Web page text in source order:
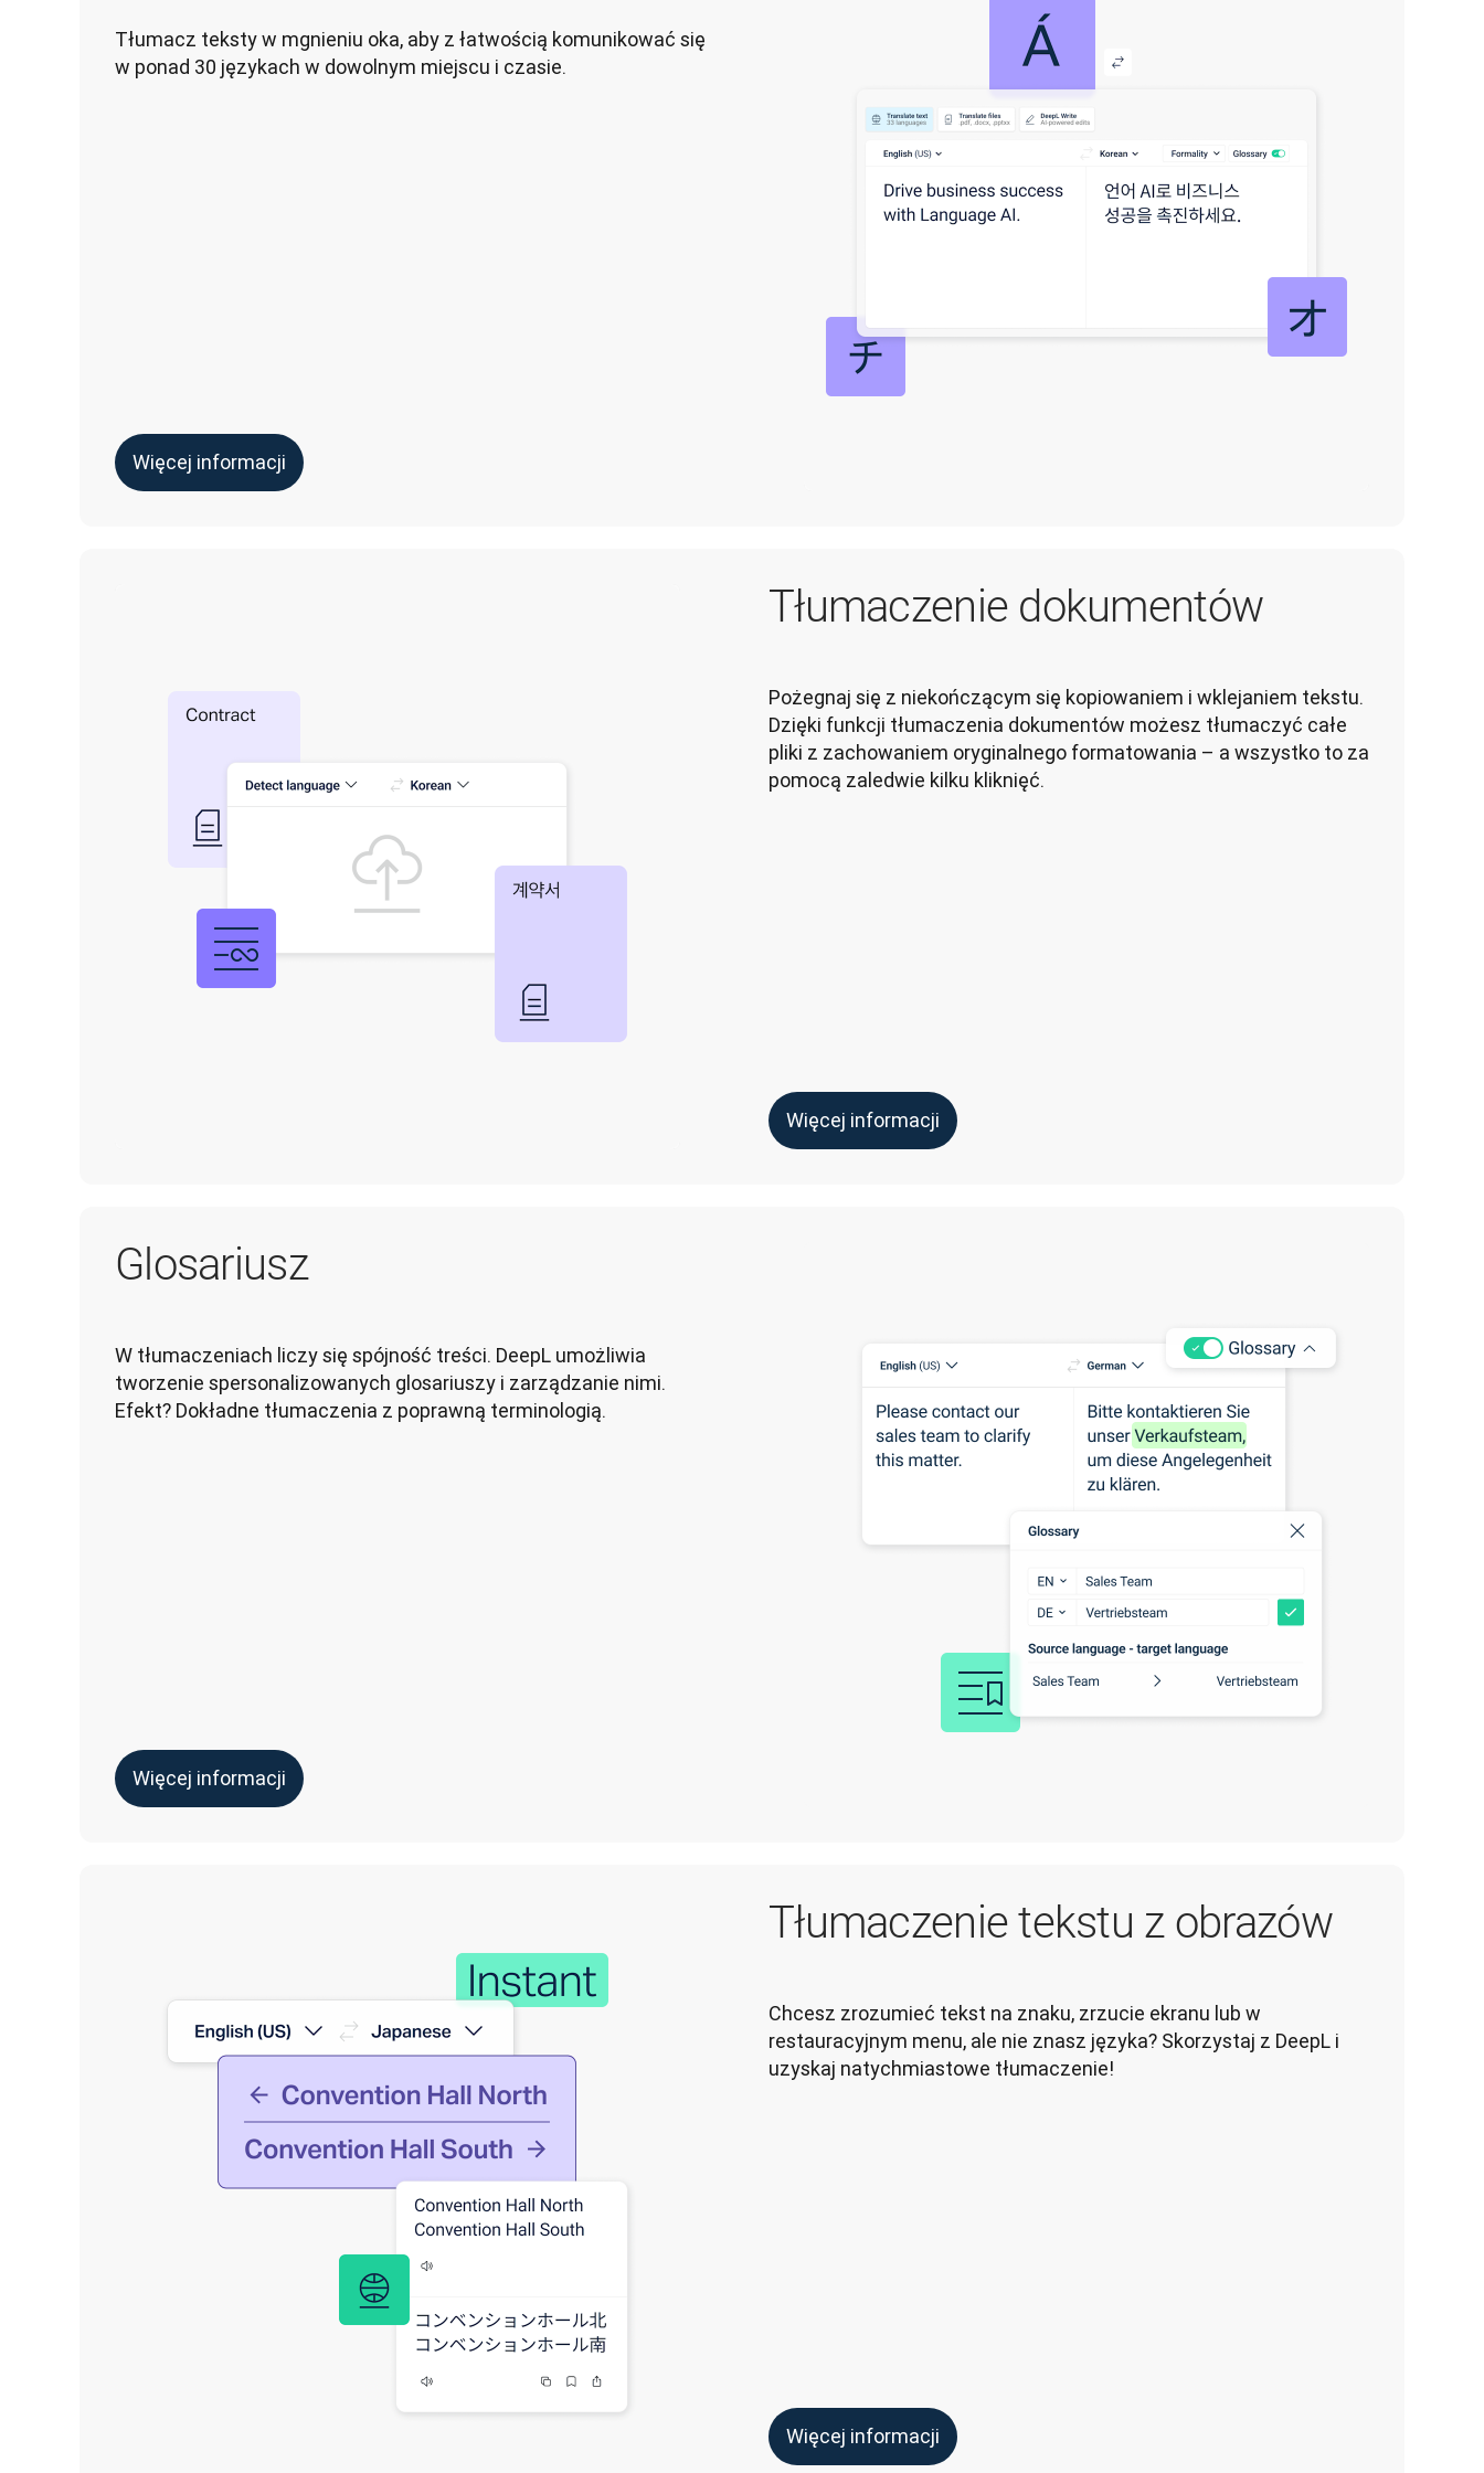
Tłumacz teksty w mgnieniu oka, aby z łatwością komunikować się
w ponad 30 językach w dowolnym miejscu i czasie.
Więcej informacji
Tłumaczenie dokumentów
Pożegnaj się z niekończącym się kopiowaniem i wklejaniem tekstu.
Dzięki funkcji tłumaczenia dokumentów możesz tłumaczyć całe
pliki z zachowaniem oryginalnego formatowania – a wszystko to za
pomocą zaledwie kilku kliknięć.
Więcej informacji
Glosariusz
W tłumaczeniach liczy się spójność treści. DeepL umożliwia
tworzenie spersonalizowanych glosariuszy i zarządzanie nimi.
Efekt? Dokładne tłumaczenia z poprawną terminologią.
Więcej informacji
Tłumaczenie tekstu z obrazów
Chcesz zrozumieć tekst na znaku, zrzucie ekranu lub w
restauracyjnym menu, ale nie znasz języka? Skorzystaj z DeepL i
uzyskaj natychmiastowe tłumaczenie!
Więcej informacji